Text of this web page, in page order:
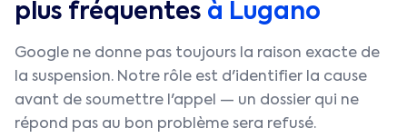
plus fréquentes à Lugano
Google ne donne pas toujours la raison exacte de
la suspension. Notre rôle est d'identifier la cause
avant de soumettre l'appel — un dossier qui ne
répond pas au bon problème sera refusé.